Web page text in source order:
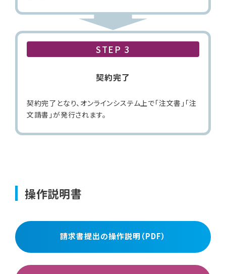
STEP 3
契約完了
契約完了となり、オンラインシステム上で「注文書」「注
文請書」が発行されます。
操作説明書
請求書提出の操作説明（PDF）